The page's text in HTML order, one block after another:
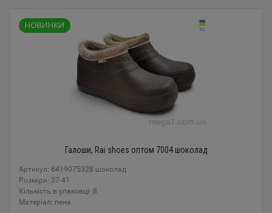
Галоши, Rai shoes оптом 7004 шоколад
Артикул: 6419075328 шоколад
Розміри: 37-41
Кількість в упаковці: 8
Mатеріал: пена